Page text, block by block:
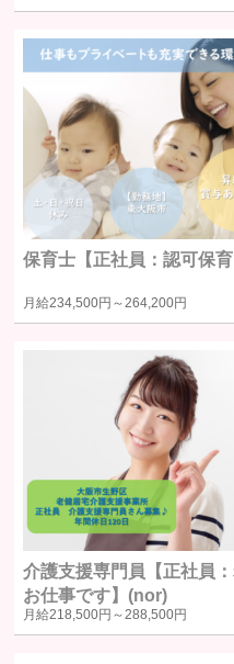
当社は、原則として、ユーザー
提供しません。提供先・提供情
意を得た場合に限り提供します。
提供する個人情報の項目ユー
履歴ほか、閲覧・検索・ブッ
る情報を含む）のうち、利用
します。
提供の手段又は方法書面もし
信。ただし、以下の場合は、
の同意なく個人情報を提供す
人の生命、身体又は財産の保
本人の同意を得るのが困難であ
公衆衛生の向上または児童の
ある場合であって、ユーザー
国の機関若しくは地方公共団
定める事務を遂行することに
ーザー本人の同意を得ること
おそれがある場合
裁判所、検察庁、警察または
ら、個人情報についての開示を
ユーザー本人から明示的に第
保育士【正社員：認可保
月給234,500円～ 264,200円
介護支援専門員【正社員
お仕事です】(nor)
月給218,500円～ 288,500円